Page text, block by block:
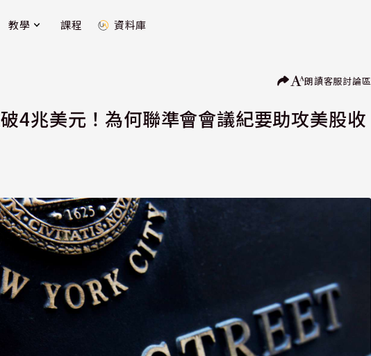
教學 課程 資料庫
朗讀客服討論區
4兆美元！為何聯準會會議紀要助攻美股收